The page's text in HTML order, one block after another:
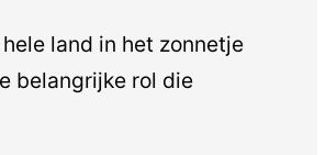
land in het zonnetje
belangrijke rol die